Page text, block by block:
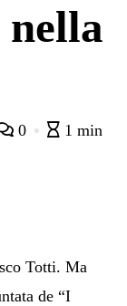
0
1 min
Totti. Ma
de “I